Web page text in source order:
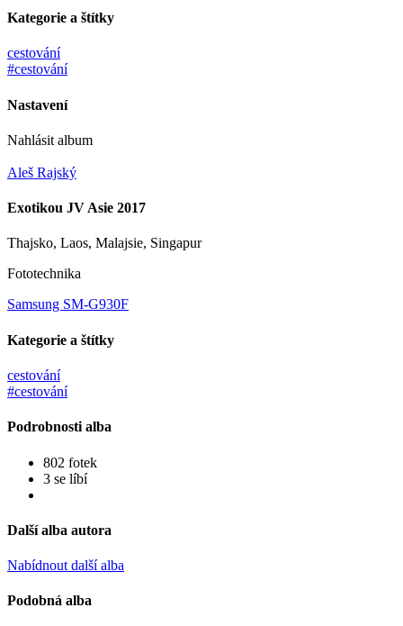
Kategorie a štítky
cestování
#cestování
Nastavení
Nahlásit album
Aleš Rajský
Exotikou JV Asie 2017
Thajsko, Laos, Malajsie, Singapur
Fototechnika
Samsung SM-G930F
Kategorie a štítky
cestování
#cestování
Podrobnosti alba
802 fotek
3 se líbí
Další alba autora
Nabídnout další alba
Podobná alba